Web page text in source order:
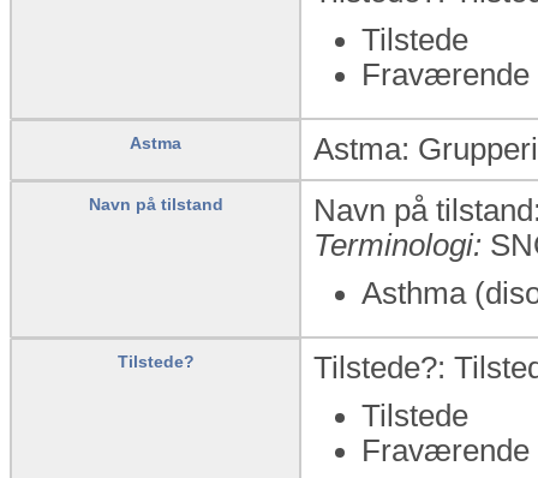
Tilstede
Fraværende
Astma Astma:
Navn på tilstand
Navn på
Terminologi:
Asthma
Tilstede?
Tilstede?:
Tilstede
Fraværende